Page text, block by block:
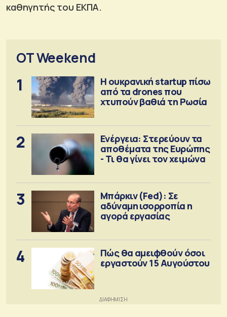
καθηγητής του ΕΚΠΑ.
OT Weekend
1
Η ουκρανική startup πίσω
από τα drones που
χτυπούν βαθιά τη Ρωσία
2
Ενέργεια: Στερεύουν τα
αποθέματα της Ευρώπης
- Τι θα γίνει τον χειμώνα
3
Μπάρκιν (Fed): Σε
αδύναμη ισορροπία η
αγορά εργασίας
4
Πώς θα αμειφθούν όσοι
εργαστούν 15 Αυγούστου